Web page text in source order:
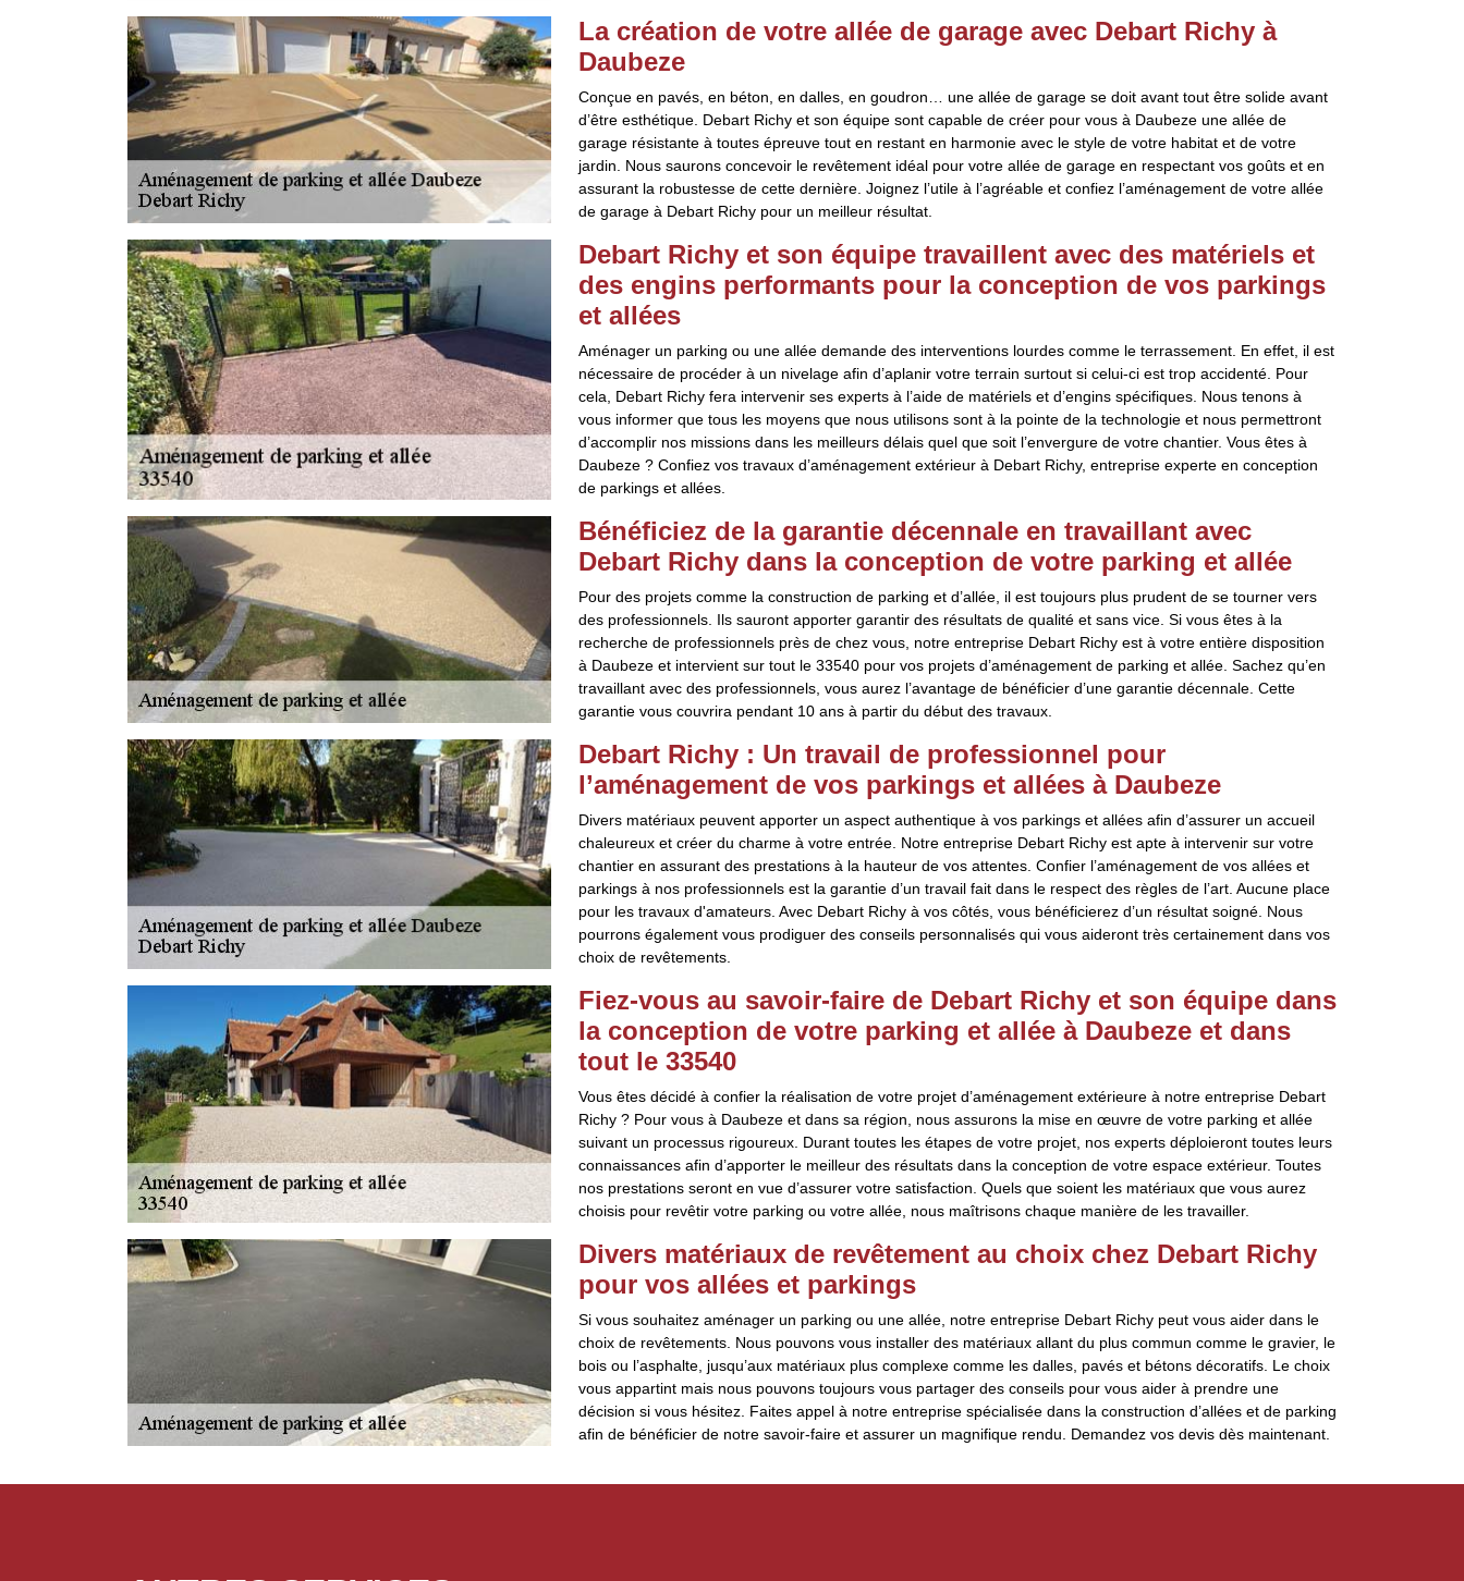
La création de votre allée de garage avec Debart Richy à
Daubeze
Conçue en pavés, en béton, en dalles, en goudron… une allée de garage se doit avant tout être solide avant
d’être esthétique. Debart Richy et son équipe sont capable de créer pour vous à Daubeze une allée de
garage résistante à toutes épreuve tout en restant en harmonie avec le style de votre habitat et de votre
jardin. Nous saurons concevoir le revêtement idéal pour votre allée de garage en respectant vos goûts et en
assurant la robustesse de cette dernière. Joignez l’utile à l’agréable et confiez l’aménagement de votre allée
de garage à Debart Richy pour un meilleur résultat.
Debart Richy et son équipe travaillent avec des matériels et
des engins performants pour la conception de vos parkings
et allées
Aménager un parking ou une allée demande des interventions lourdes comme le terrassement. En effet, il est
nécessaire de procéder à un nivelage afin d’aplanir votre terrain surtout si celui-ci est trop accidenté. Pour
cela, Debart Richy fera intervenir ses experts à l’aide de matériels et d’engins spécifiques. Nous tenons à
vous informer que tous les moyens que nous utilisons sont à la pointe de la technologie et nous permettront
d’accomplir nos missions dans les meilleurs délais quel que soit l’envergure de votre chantier. Vous êtes à
Daubeze ? Confiez vos travaux d’aménagement extérieur à Debart Richy, entreprise experte en conception
de parkings et allées.
Bénéficiez de la garantie décennale en travaillant avec
Debart Richy dans la conception de votre parking et allée
Pour des projets comme la construction de parking et d’allée, il est toujours plus prudent de se tourner vers
des professionnels. Ils sauront apporter garantir des résultats de qualité et sans vice. Si vous êtes à la
recherche de professionnels près de chez vous, notre entreprise Debart Richy est à votre entière disposition
à Daubeze et intervient sur tout le 33540 pour vos projets d’aménagement de parking et allée. Sachez qu’en
travaillant avec des professionnels, vous aurez l’avantage de bénéficier d’une garantie décennale. Cette
garantie vous couvrira pendant 10 ans à partir du début des travaux.
Debart Richy : Un travail de professionnel pour
l’aménagement de vos parkings et allées à Daubeze
Divers matériaux peuvent apporter un aspect authentique à vos parkings et allées afin d’assurer un accueil
chaleureux et créer du charme à votre entrée. Notre entreprise Debart Richy est apte à intervenir sur votre
chantier en assurant des prestations à la hauteur de vos attentes. Confier l’aménagement de vos allées et
parkings à nos professionnels est la garantie d’un travail fait dans le respect des règles de l’art. Aucune place
pour les travaux d'amateurs. Avec Debart Richy à vos côtés, vous bénéficierez d’un résultat soigné. Nous
pourrons également vous prodiguer des conseils personnalisés qui vous aideront très certainement dans vos
choix de revêtements.
Fiez-vous au savoir-faire de Debart Richy et son équipe dans
la conception de votre parking et allée à Daubeze et dans
tout le 33540
Vous êtes décidé à confier la réalisation de votre projet d’aménagement extérieure à notre entreprise Debart
Richy ? Pour vous à Daubeze et dans sa région, nous assurons la mise en œuvre de votre parking et allée
suivant un processus rigoureux. Durant toutes les étapes de votre projet, nos experts déploieront toutes leurs
connaissances afin d’apporter le meilleur des résultats dans la conception de votre espace extérieur. Toutes
nos prestations seront en vue d’assurer votre satisfaction. Quels que soient les matériaux que vous aurez
choisis pour revêtir votre parking ou votre allée, nous maîtrisons chaque manière de les travailler.
Divers matériaux de revêtement au choix chez Debart Richy
pour vos allées et parkings
Si vous souhaitez aménager un parking ou une allée, notre entreprise Debart Richy peut vous aider dans le
choix de revêtements. Nous pouvons vous installer des matériaux allant du plus commun comme le gravier, le
bois ou l’asphalte, jusqu’aux matériaux plus complexe comme les dalles, pavés et bétons décoratifs. Le choix
vous appartint mais nous pouvons toujours vous partager des conseils pour vous aider à prendre une
décision si vous hésitez. Faites appel à notre entreprise spécialisée dans la construction d’allées et de parking
afin de bénéficier de notre savoir-faire et assurer un magnifique rendu. Demandez vos devis dès maintenant.